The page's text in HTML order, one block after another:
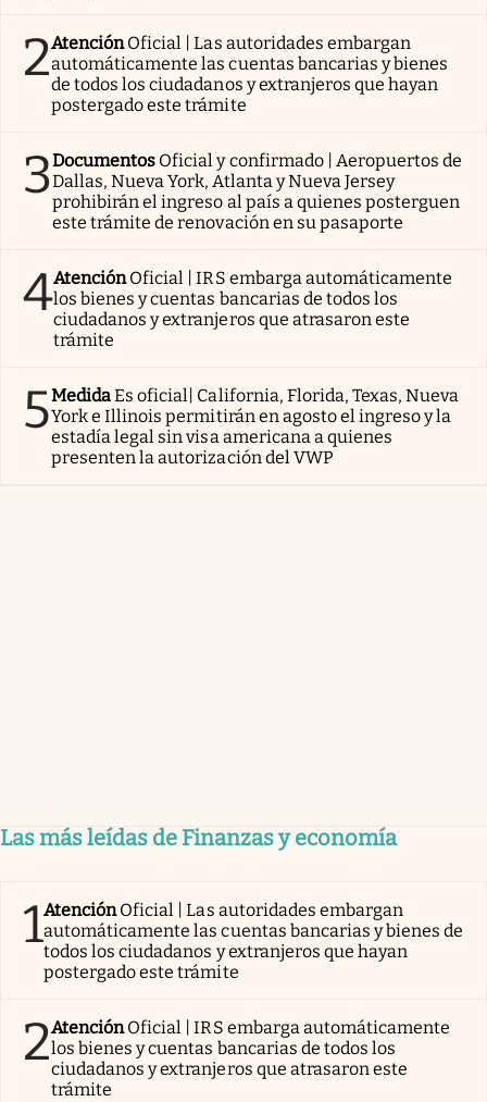
2AtenciónOficial | Las autoridades embargan
automáticamente las cuentas bancarias y bienes
de todos los ciudadanos y extranjeros que hayan
postergado este trámite
3Documentos Oficial y confirmado | Aeropuertos de
Dallas, Nueva York, Atlanta y Nueva Jersey
prohibirán el ingreso al país a quienes posterguen
este trámite de renovación en su pasaporte
4AtenciónOficial | IRS embarga automáticamente
los bienes y cuentas bancarias de todos los
ciudadanos y extranjeros que atrasaron este
trámite
5MedidaEs oficial| California, Florida, Texas, Nueva
York e Illinois permitirán en agosto el ingreso y la
estadía legal sin visa americana a quienes
presenten la autorización del VWP
Las más leídas de Finanzas y economía
1AtenciónOficial | Las autoridades embargan
automáticamente las cuentas bancarias y bienes de
todos los ciudadanos y extranjeros que hayan
postergado este trámite
2AtenciónOficial | IRS embarga automáticamente
los bienes y cuentas bancarias de todos los
ciudadanos y extranjeros que atrasaron este
trámite